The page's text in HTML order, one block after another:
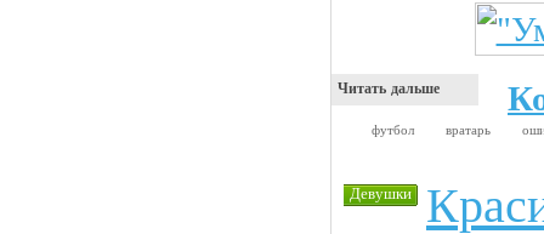
Читать дальше
футбол вратарь
Девушки